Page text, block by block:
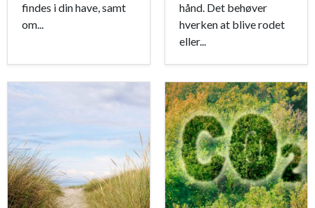
findes i din have, samt
om...
hånd. Det behøver
hverken at blive rodet
eller...